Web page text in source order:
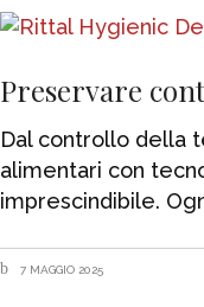
Preservare
Dal controllo della
alimentari con
imprescindibile.
7 MAGGIO 2025